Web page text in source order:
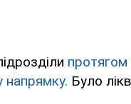
напрямку. Було